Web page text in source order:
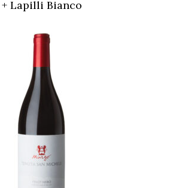
+ Lapilli Bianco